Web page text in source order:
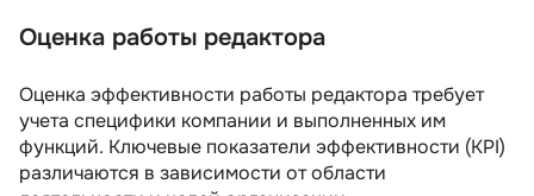
Оценка работы редактора
Оценка эффективности работы редактора требует
учета специфики компании и выполненных им
функций. Ключевые показатели эффективности (KPI)
различаются в зависимости от области